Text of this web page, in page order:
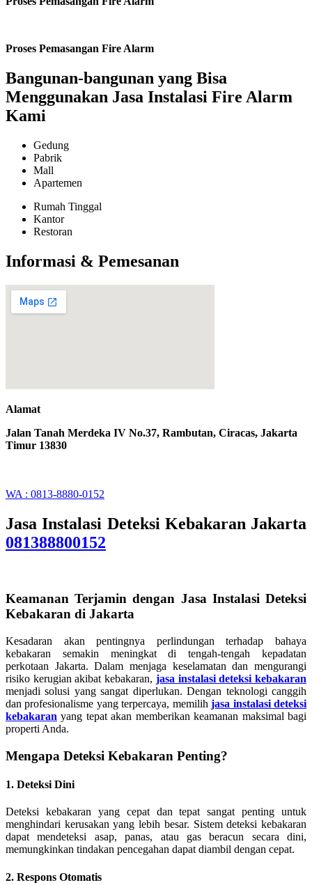
Proses Pemasangan Fire Alarm
Bangunan-bangunan yang Bisa
Menggunakan Jasa Instalasi Fire Alarm
Kami
Gedung
Pabrik
Mall
Apartemen
Rumah Tinggal
Kantor
Restoran
Informasi & Pemesanan
Alamat
Jalan Tanah Merdeka IV No.37, Rambutan, Ciracas, Jakarta
Timur 13830
WA : 0813-8880-0152
Jasa Instalasi Deteksi Kebakaran Jakarta
081388800152
Keamanan Terjamin dengan Jasa Instalasi Deteksi
Kebakaran di Jakarta
Kesadaran akan pentingnya perlindungan terhadap bahaya
kebakaran semakin meningkat di tengah-tengah kepadatan
perkotaan Jakarta. Dalam menjaga keselamatan dan mengurangi
risiko kerugian akibat kebakaran, jasa instalasi deteksi kebakaran
menjadi solusi yang sangat diperlukan. Dengan teknologi canggih
dan profesionalisme yang terpercaya, memilihjasa instalasi deteksi
kebakaran yang tepat akan memberikan keamanan maksimal bagi
properti Anda.
Mengapa Deteksi Kebakaran Penting?
1. Deteksi Dini
Deteksi kebakaran yang cepat dan tepat sangat penting untuk
menghindari kerusakan yang lebih besar. Sistem deteksi kebakaran
dapat mendeteksi asap, panas, atau gas beracun secara dini,
memungkinkan tindakan pencegahan dapat diambil dengan cepat.
2. Respons Otomatis